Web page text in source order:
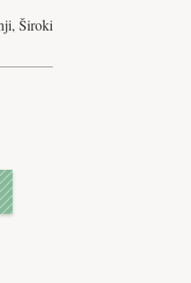
Široki